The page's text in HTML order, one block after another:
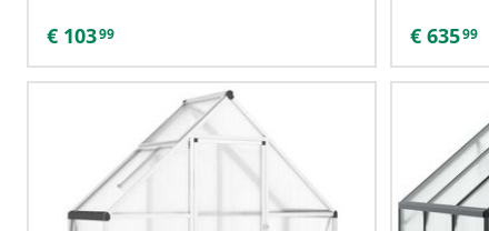
€ 10399 € 63599